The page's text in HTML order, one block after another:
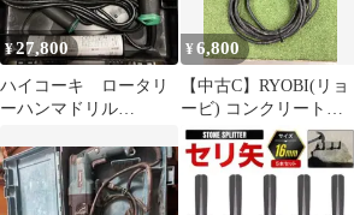
¥27,800
ハイコーキ ロータリ
ーハンマドリル
¥6,800
【中古C】RYOBI(リョ
ービ) コンクリートハ
ンマ(六角軸) CH-462